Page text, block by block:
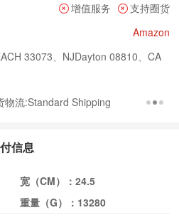
增值服务
支持圈货
Amazon
33073、NJDayton 08810、CA
物流:Standard Shipping
信息
宽（CM）： 24.5
重量（G）： 13280